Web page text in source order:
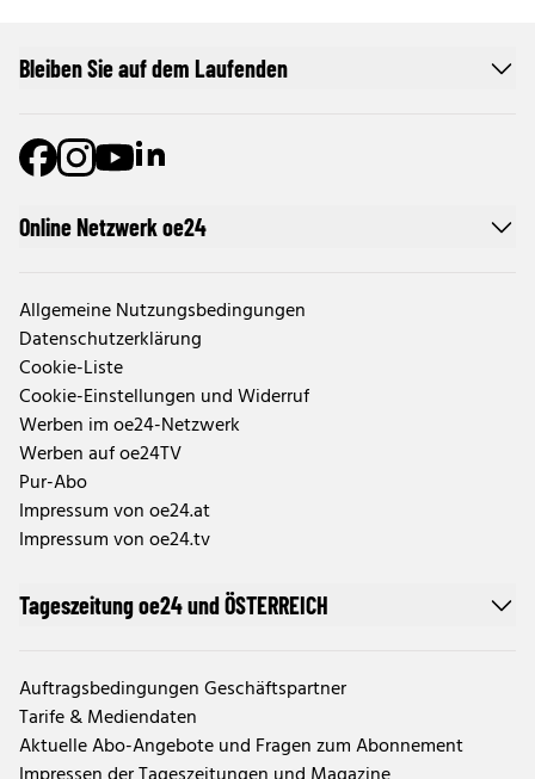
Online Netzwerk oe24
Allgemeine Nutzungsbedingungen
Datenschutzerklärung
Cookie-Liste
Cookie-Einstellungen und Widerruf
Werben im oe24-Netzwerk
Werben auf oe24TV
Pur-Abo
Impressum von oe24.at
Impressum von oe24.tv
Tageszeitung oe24 und ÖSTERREICH
Auftragsbedingungen Geschäftspartner
Tarife & Mediendaten
Aktuelle Abo-Angebote und Fragen zum Abonnement
Bleiben Sie auf dem Laufenden